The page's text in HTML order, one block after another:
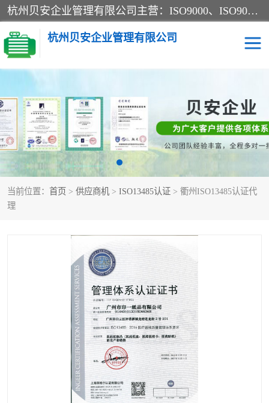
杭州贝安企业管理有限公司主营：ISO9000、ISO9000认证、ISO9001认证、ISO14000认证、ISO14001认证等系列企业认证服务。
杭州贝安企业管理有限公司
当前位置： 首页 > 供应商机 > ISO13485认证 > 衢州ISO13485认证代
理
CE认证 ISO13485认证
SA认证 CCC认证
OHSAS18001认证
45001认证